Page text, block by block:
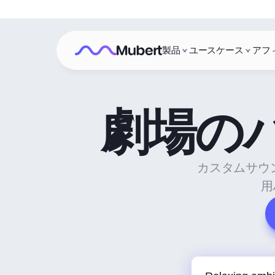
劇場の
カスタムサウ
製品 ユースケース アフ